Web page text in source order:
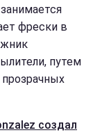
фрески в
путем
прозрачных
создал